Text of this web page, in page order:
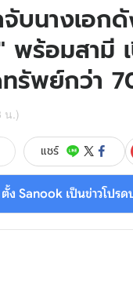
บนางเอก
ร้อมสามี
รัพย์กว่า
น.)
แชร์
ตั้ง Sanook เป็นข่าวโปร